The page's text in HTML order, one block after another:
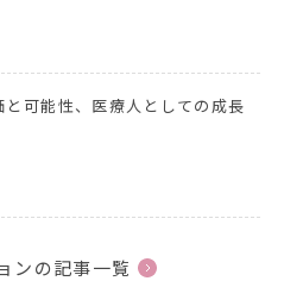
可能性、医療人としての成長
ンの記事一覧